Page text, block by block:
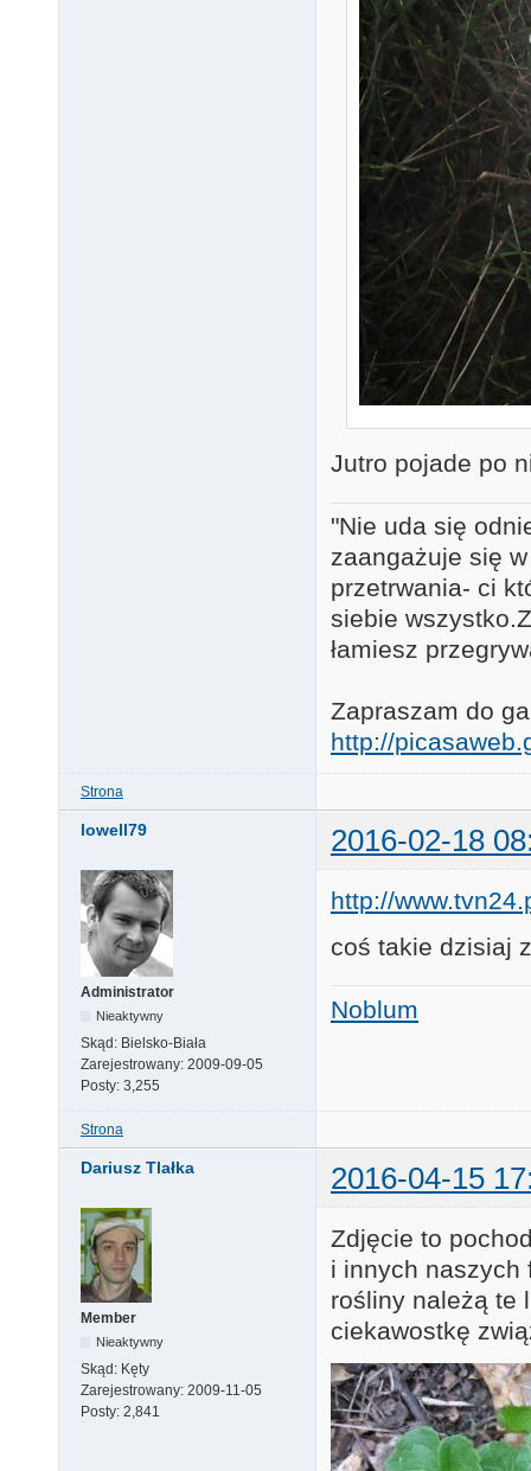
Jutro pojade po
"Nie uda się
zaangażuje się
przetrwania- ci
siebie
łamiesz
Zapraszam do
http://
Strona
lowell79 2016-02-18
Administrator
Nieaktywny
Skąd: Bielsko-Biała
Zarejestrowany: 2009-09-05
Posty: 3,255
http://
coś takie dzisiaj
Noblum
Strona
Dariusz Tlałka 2016-04-15
Member
Nieaktywny
Skąd: Kęty
Zarejestrowany: 2009-11-05
Posty: 2,841
Zdjęcie to
i innych naszych
rośliny należą te
ciekawostkę